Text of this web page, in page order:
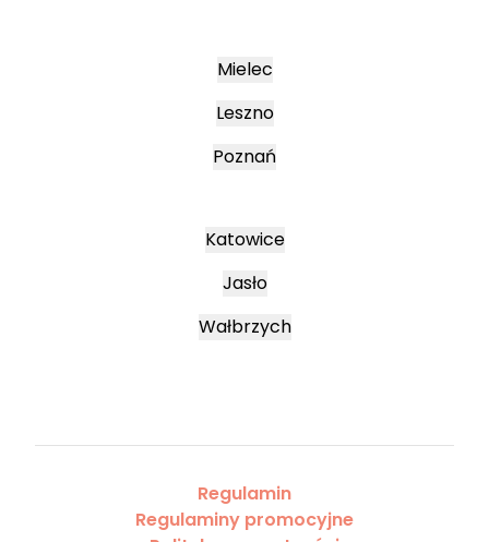
Mielec
Leszno
Poznań
Katowice
Jasło
Wałbrzych
Regulamin
Regulaminy promocyjne